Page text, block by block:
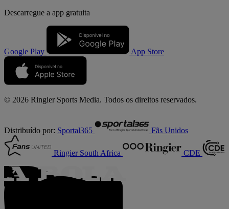
Descarregue a app gratuita
Google Play App Store
© 2026 Ringier Sports Media. Todos os direitos reservados.
Distribuído por: Sportal365 Fãs Unidos
Ringier South Africa CDE